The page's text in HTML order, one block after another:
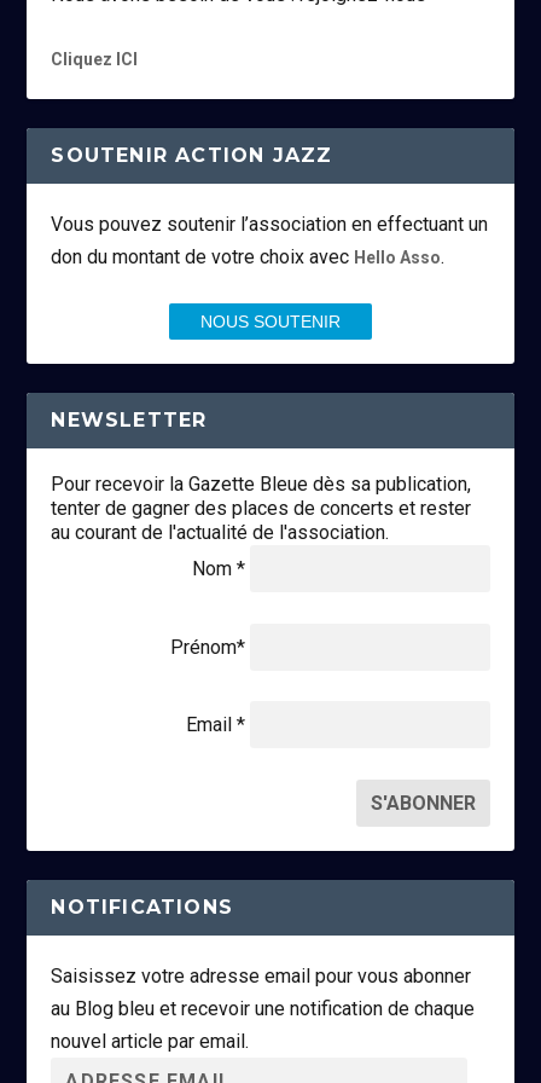
Cliquez ICI
SOUTENIR ACTION JAZZ
Vous pouvez soutenir l’association en effectuant un
don du montant de votre choix avec Hello Asso.
NOUS SOUTENIR
NEWSLETTER
Pour recevoir la Gazette Bleue dès sa publication,
tenter de gagner des places de concerts et rester
au courant de l'actualité de l'association.
Nom *
Prénom*
Email *
NOTIFICATIONS
Saisissez votre adresse email pour vous abonner
au Blog bleu et recevoir une notification de chaque
nouvel article par email.